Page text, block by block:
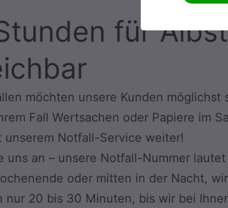
für
möchten unsere Kunden
Fall Wertsachen oder Papiere im
unserem Notfall-Service weiter!
uns an – unsere Notfall-Nummer lautet
oder mitten in der Nacht,
nur 20 bis 30 Minuten, bis wir bei